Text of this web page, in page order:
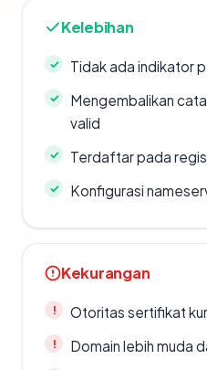
Kelebihan
Tidak ada indikator
Mengembalikan
valid
Terdaftar pada
Konfigurasi
Kekurangan
Otoritas sertifikat
Domain lebih muda